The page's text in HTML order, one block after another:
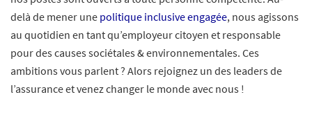
delà de mener une politique inclusive engagée, nous agissons
au quotidien en tant qu’employeur citoyen et responsable
pour des causes sociétales & environnementales. Ces
ambitions vous parlent ? Alors rejoignez un des leaders de
l’assurance et venez changer le monde avec nous !